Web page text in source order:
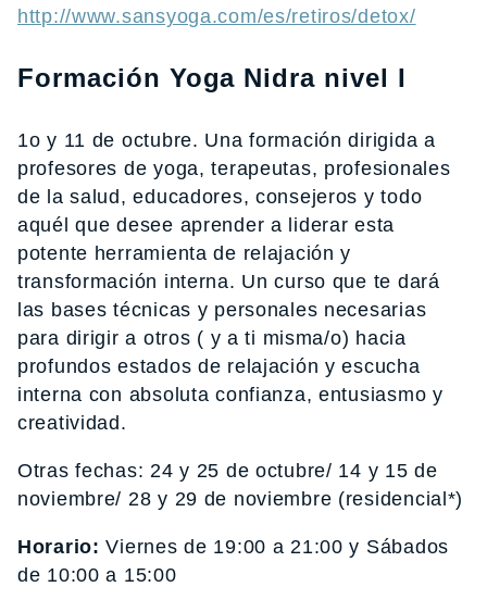
http://www.sansyoga.com/es/retiros/detox/
Formación Yoga Nidra nivel I
1o y 11 de octubre. Una formación dirigida a
profesores de yoga, terapeutas, profesionales
de la salud, educadores, consejeros y todo
aquél que desee aprender a liderar esta
potente herramienta de relajación y
transformación interna. Un curso que te dará
las bases técnicas y personales necesarias
para dirigir a otros ( y a ti misma/o) hacia
profundos estados de relajación y escucha
interna con absoluta confianza, entusiasmo y
creatividad.
Otras fechas: 24 y 25 de octubre/ 14 y 15 de
noviembre/ 28 y 29 de noviembre (residencial*)
Horario: Viernes de 19:00 a 21:00 y Sábados
de 10:00 a 15:00